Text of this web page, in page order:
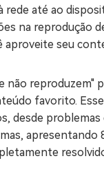
rede até ao
na reprodução
seu
não
favorito.
desde problemas
apresentando